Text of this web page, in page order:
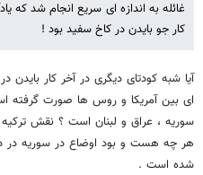
غائله به اندازه ای سریع انجام شد که
کار جو بایدن در کاخ سفید بود !
آیا شبه کودتای دیگری در آخر کار بایدن
ای بین آمریکا و روس ها صورت گرفته
سوریه ، عراق و لبنان است ؟ نقش
هر چه هست و بود اوضاع در سوریه
شده است .